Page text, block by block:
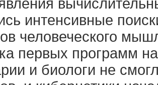
интенсивные
человеческого
первых программ
и биологи не